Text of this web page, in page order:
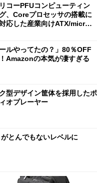
リコーPFUコンピューティン
グ、Coreプロセッサの搭載に
応した産業向けATX/micro
ルやってたの？」80％OFF
Amazonの本気が凄すぎる
型デザイン筐体を採用したポ
オプレーヤー
とんでもないレベルに